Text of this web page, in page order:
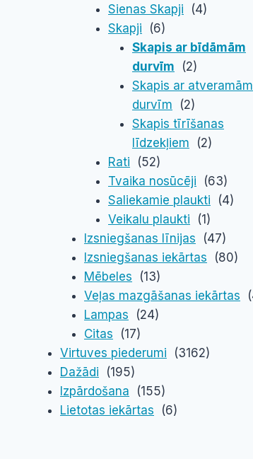
Sienas Skapji
(4)
Skapji
(6)
Skapis ar bīdāmām
durvīm
(2)
Skapis ar atveramām
durvīm
(2)
Skapis tīrīšanas
līdzekļiem
(2)
Rati
(52)
Tvaika nosūcēji
(63)
Saliekamie plaukti
(4)
Veikalu plaukti
(1)
Izsniegšanas līnijas
(47)
Izsniegšanas iekārtas
(80)
Mēbeles
(13)
Veļas mazgāšanas iekārtas
Lampas
(24)
Citas
(17)
Virtuves piederumi
(3162)
Dažādi
(195)
Izpārdošana
(155)
Lietotas iekārtas
(6)